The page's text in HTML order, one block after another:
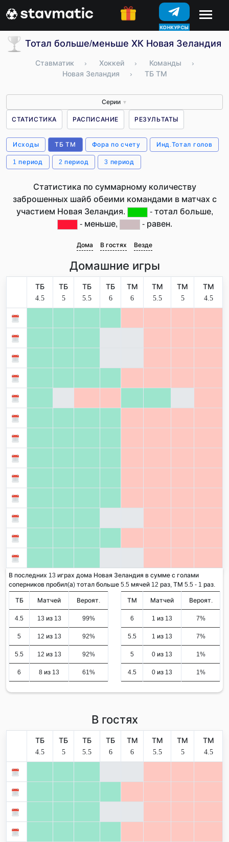
КОНКУРСЫ
Тотал больше/меньше ХК Новая Зеландия
Ставматик › Хоккей › Команды
›
Новая Зеландия
› ТБ ТМ
Серии ▼
СТАТИСТИКА РАСПИСАНИЕ РЕЗУЛЬТАТЫ
Исходы ТБ ТМ Фора по счету Инд.Тотал голов
1 период 2 период 3 период
Статистика по суммарному количеству
заброшенных шайб обеими командами в матчах с
участием Новая Зеландия.
- тотал больше,
- меньше,
- равен.
Дома В гостях Везде
Домашние игры
ТБ
4.5
ТБ
5
ТБ
5.5
ТБ
6
ТМ
6
ТМ
5.5
ТМ
5
ТМ
4.5
В последних 13 играх дома Новая Зеландия в сумме с голами
соперников пробил(а) тотал больше 5.5 мячей 12 раз, ТМ 5.5 - 1 раз.
ТБ Матчей Вероят.
4.5 13 из 13 99%
5 12 из 13 92%
5.5 12 из 13 92%
6 8 из 13 61%
ТМ Матчей Вероят.
6 1 из 13 7%
5.5 1 из 13 7%
5 0 из 13 1%
4.5 0 из 13 1%
В гостях
ТБ
4.5
ТБ
5
ТБ
5.5
ТБ
6
ТМ
6
ТМ
5.5
ТМ
5
ТМ
4.5